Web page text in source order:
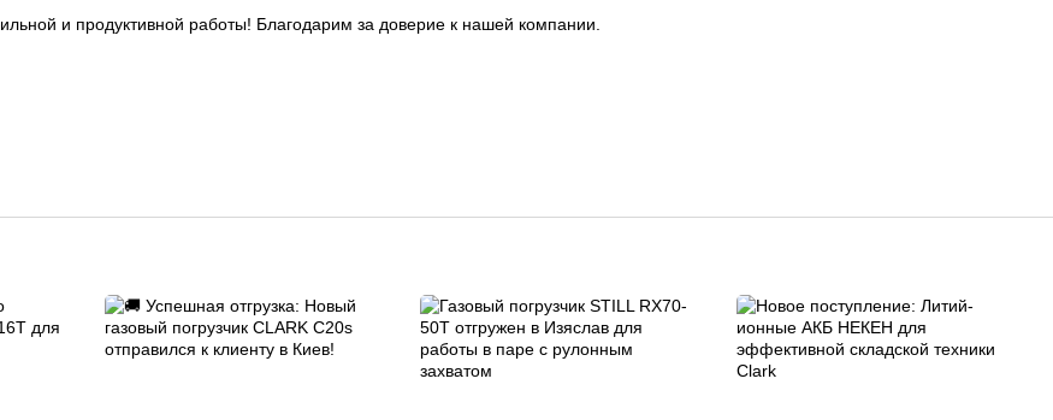
и продуктивной работы! Благодарим за доверие к нашей компании.